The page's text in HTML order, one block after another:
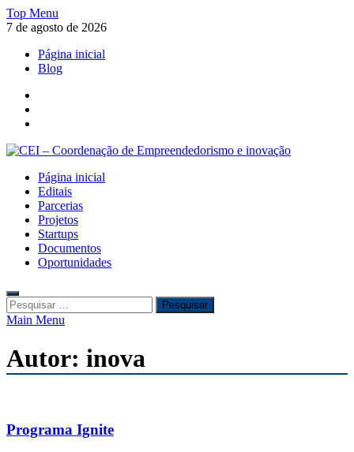
Skip
to
Top Menu
7 de agosto de 2026
Página inicial
Blog
CEI – Coordenação de Empreendedorismo e inovação
CEI – Coordenação de Empreendedorismo e inovação
Página inicial
Editais
Parcerias
Projetos
Startups
Documentos
Oportunidades
Pesquisar
por:
Main Menu
Autor: inova
Programa Ignite